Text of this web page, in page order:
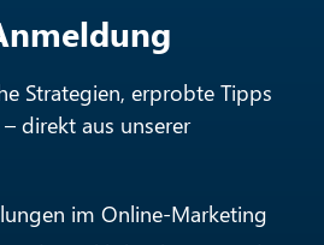
Strategien, erprobte Tipps
direkt aus unserer
im Online-Marketing